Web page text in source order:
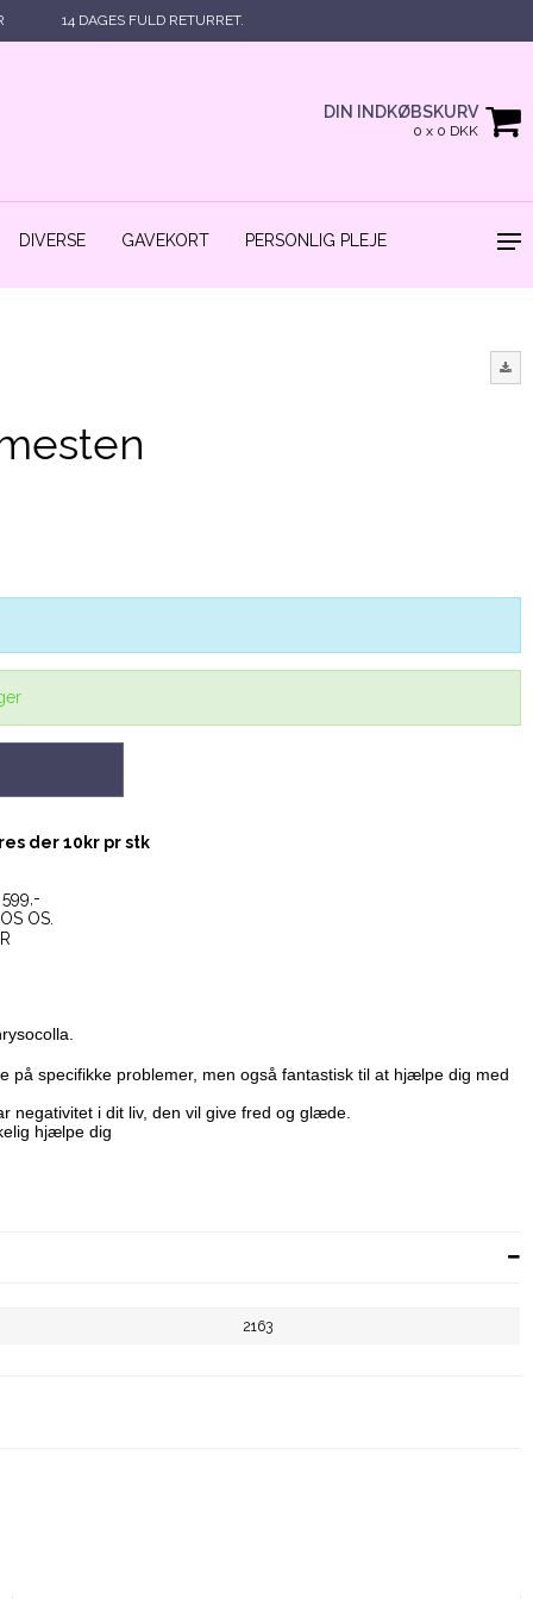
14 DAGES FULD RETURRET.
DIN INDKØBSKURV
0 x 0 DKK
DIVERSE GAVEKORT PERSONLIG PLEJE
der 10kr pr stk
OS.
på specifikke problemer, men også fantastisk til at hjælpe dig med
negativitet i dit liv, den vil give fred og glæde.
hjælpe dig
2163